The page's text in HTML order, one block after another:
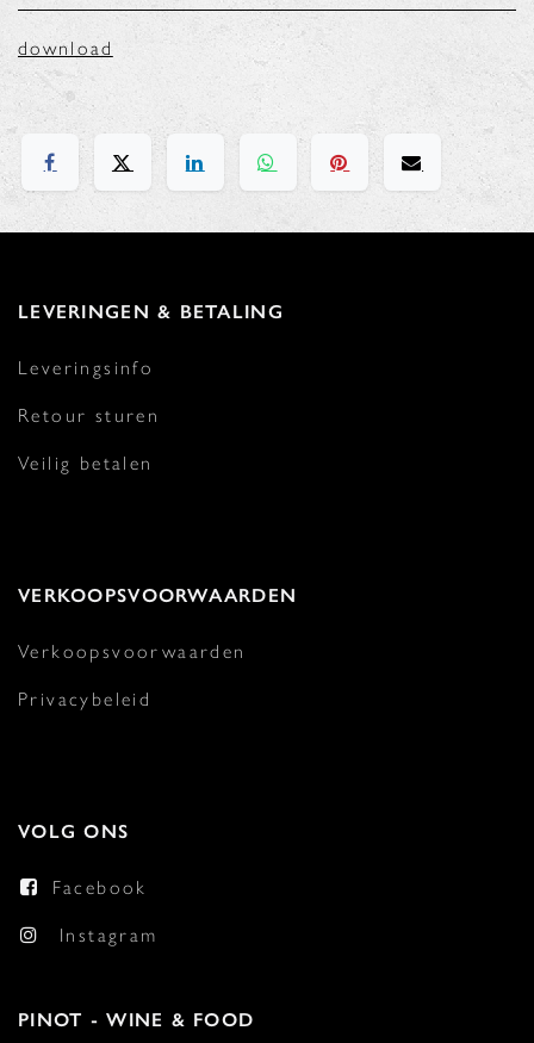
download
LEVERINGEN & BETALING
Leveringsinfo
Retour sturen
Veilig betalen
VERKOOPSVOORWAARDEN
Verkoopsvoorwaarden
Privacybeleid
VOLG ONS
Facebook
Instagram
PINOT - WINE & FOOD